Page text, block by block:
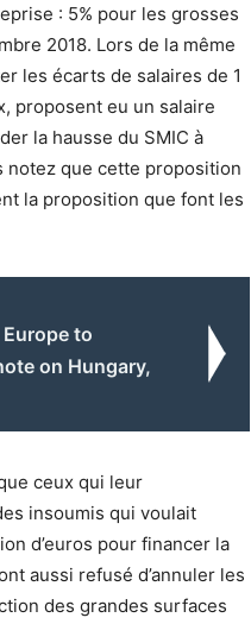
: 5% pour les grosses
2018. Lors de la même
les écarts de salaires de 1
proposent eu un salaire
la hausse du SMIC à
notez que cette proposition
la proposition que font les
to
on Hungary,
ceux qui leur
insoumis qui voulait
d’euros pour financer la
aussi refusé d’annuler les
des grandes surfaces